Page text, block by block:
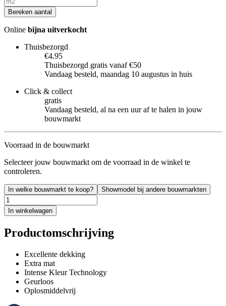
Bereken aantal
Online bijna uitverkocht
Thuisbezorgd
€4.95
Thuisbezorgd gratis vanaf €50
Vandaag besteld, maandag 10 augustus in huis
Click & collect
gratis
Vandaag besteld, al na een uur af te halen in jouw
bouwmarkt
Voorraad in de bouwmarkt
Selecteer jouw bouwmarkt om de voorraad in de winkel te
controleren.
In welke bouwmarkt te koop? Showmodel bij andere bouwmarkten
In winkelwagen
Productomschrijving
Excellente dekking
Extra mat
Intense Kleur Technology
Geurloos
Oplosmiddelvrij